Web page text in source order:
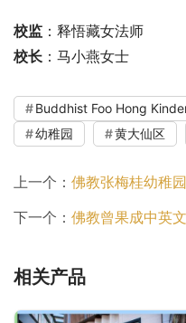
校监 ：释悟藏女法师
校长 ：马小燕女士
Buddhist Foo Hong
幼稚园
黄大仙区
上一个： 佛教张梅桂幼稚园Buddhist
下一个： 佛教曾果成中英文幼稚园Buddhist
相关产品